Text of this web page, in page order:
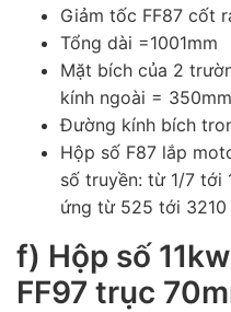
Giảm tốc FF87 cốt
Tổng dài =1001mm
Mặt bích của 2
kính ngoài = 350mm
Đường kính bích
Hộp số F87 lắp
số truyền: từ 1/7 tới
ứng từ 525 tới 3210
f) Hộp số 11kw
FF97 trục